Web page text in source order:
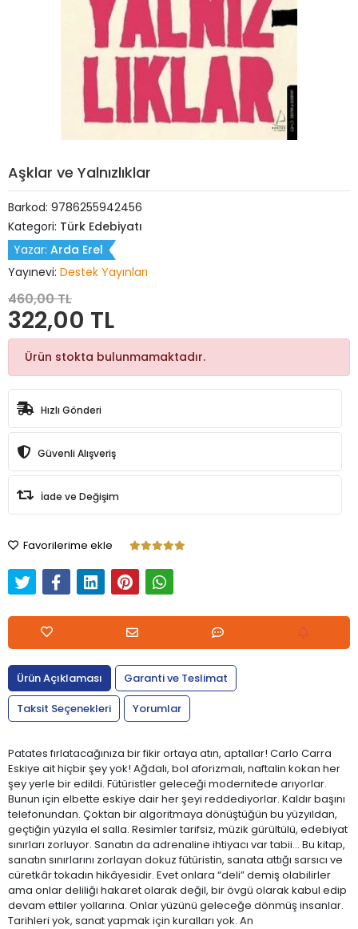
Aşklar ve Yalnızlıklar
Barkod: 9786255942456
Kategori: Türk Edebiyatı
Yazar: Arda Erel
Yayınevi: Destek Yayınları
460,00 TL
322,00 TL
Ürün stokta bulunmamaktadır.
Hızlı Gönderi
Güvenli Alışveriş
İade ve Değişim
Favorilerime ekle
Ürün Açıklaması
Garanti ve Teslimat
Taksit Seçenekleri
Yorumlar
Patates fırlatacağınıza bir fikir ortaya atın, aptallar! Carlo Carra
Eskiye ait hiçbir şey yok! Ağdalı, bol aforizmalı, naftalin kokan her
şey yerle bir edildi. Fütüristler geleceği modernitede arıyorlar.
Bunun için elbette eskiye dair her şeyi reddediyorlar. Kaldır başını
telefonundan. Çoktan bir algoritmaya dönüştüğün bu yüzyıldan,
geçtiğin yüzyıla el salla. Resimler tarifsiz, müzik gürültülü, edebiyat
sınırları zorluyor. Sanatın da adrenaline ihtiyacı var tabii... Bu kitap,
sanatın sınırlarını zorlayan dokuz fütüristin, sanata attığı sarsıcı ve
cüretkâr tokadın hikâyesidir. Evet onlara “deli” demiş olabilirler
ama onlar deliliği hakaret olarak değil, bir övgü olarak kabul edip
devam ettiler yollarına. Onlar yüzünü geleceğe dönmüş insanlar.
Tarihleri yok, sanat yapmak için kuralları yok. An